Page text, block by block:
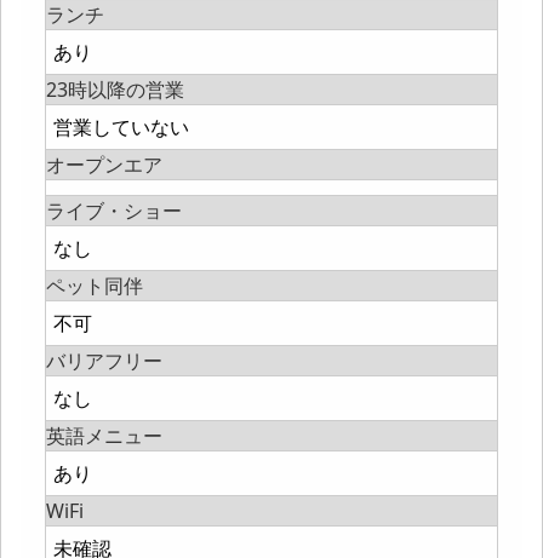
ランチ
あり
23時以降の営業
営業していない
オープンエア
ライブ・ショー
なし
ペット同伴
不可
バリアフリー
なし
英語メニュー
あり
WiFi
未確認